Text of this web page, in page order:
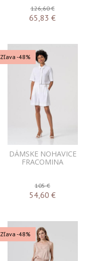
126,60 €
65,83 €
Zľava -48%
DÁMSKE NOHAVICE
FRACOMINA
105 €
54,60 €
Zľava -48%